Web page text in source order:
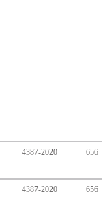
656
4387-2020
656
4387-2020